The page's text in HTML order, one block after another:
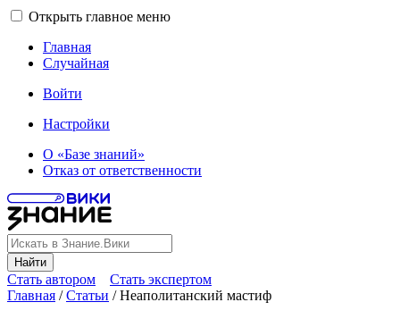
Открыть главное меню
Главная
Случайная
Войти
Настройки
О «Базе знаний»
Отказ от ответственности
Найти
Стать автором
Стать экспертом
Главная /Статьи /Неаполитанский мастиф